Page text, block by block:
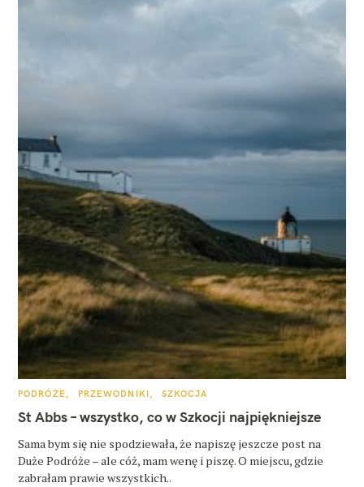
K
T
E
O
R
I
PODRÓŻE PRZEWODNIKI SZKOCJA
St Abbs – wszystko, co w Szkocji najpiękniejsze
Sama bym się nie spodziewała, że napiszę jeszcze post na
Duże Podróże – ale cóż, mam wenę i piszę. O miejscu, gdzie
zabrałam prawie wszystkich..